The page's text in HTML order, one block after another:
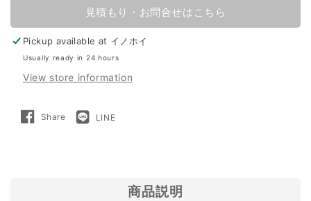
ロ
電
柵
2011
ポ
ロ
電
柵
2011
見積もり・お問合せはこちら
Pickup available at イノホイ
Usually ready in 24 hours
View store information
ShareShare
LINELINE
で
商品説明